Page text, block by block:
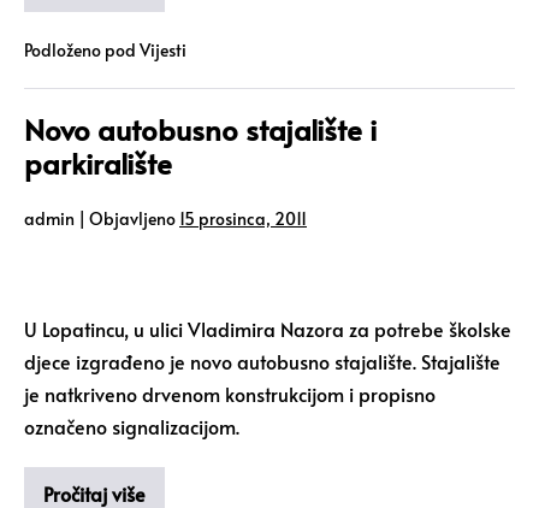
Podloženo pod Vijesti
Novo autobusno stajalište i
parkiralište
admin | Objavljeno 15 prosinca, 2011
U Lopatincu, u ulici Vladimira Nazora za potrebe školske
djece izgrađeno je novo autobusno stajalište. Stajalište
je natkriveno drvenom konstrukcijom i propisno
označeno signalizacijom.
Pročitaj više